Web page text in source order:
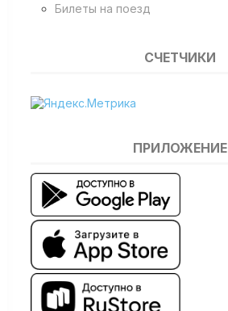
Билеты на поезд
СЧЕТЧИКИ
ПРИЛОЖЕНИЕ